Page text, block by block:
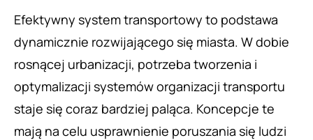
Efektywny system transportowy to podstawa
dynamicznie rozwijającego się miasta. W dobie
rosnącej urbanizacji, potrzeba tworzenia i
optymalizacji systemów organizacji transportu
staje się coraz bardziej paląca. Koncepcje te
mają na celu usprawnienie poruszania się ludzi